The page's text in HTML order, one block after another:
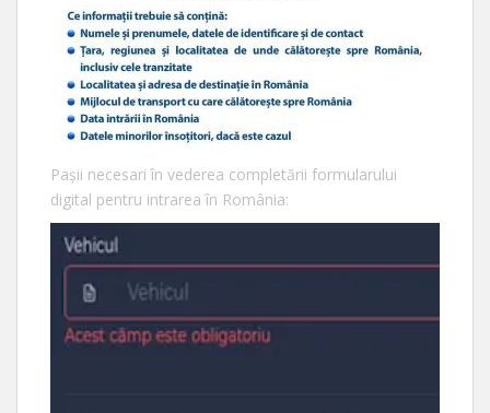
Pașii necesari în vederea completării formularului
digital pentru intrarea în România: